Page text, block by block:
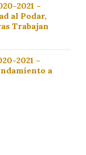
2021 –
al Podar,
Trabajan
2021 –
a